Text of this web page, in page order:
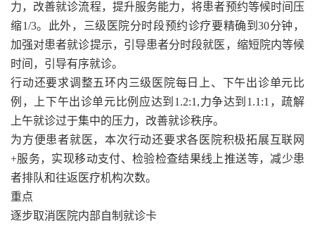
力，改善就诊流程，提升服务能力，将患者预约等候时间压
缩1/3。此外，三级医院分时段预约诊疗要精确到30分钟，
加强对患者就诊提示，引导患者分时段就医，缩短院内等候
时间，引导有序就诊。
行动还要求调整五环内三级医院每日上、下午出诊单元比
例，上下午出诊单元比例应达到1.2:1,力争达到1.1:1，疏解
上午就诊过于集中的压力，改善就诊秩序。
为方便患者就医，本次行动还要求各医院积极拓展互联网
+服务，实现移动支付、检验检查结果线上推送等，减少患
者排队和往返医疗机构次数。
重点
逐步取消医院内部自制就诊卡